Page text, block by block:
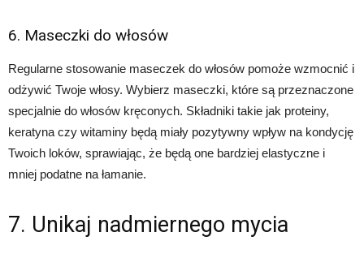
6. Maseczki do włosów
Regularne stosowanie maseczek do włosów pomoże wzmocnić i
odżywić Twoje włosy. Wybierz maseczki, które są przeznaczone
specjalnie do włosów kręconych. Składniki takie jak proteiny,
keratyna czy witaminy będą miały pozytywny wpływ na kondycję
Twoich loków, sprawiając, że będą one bardziej elastyczne i
mniej podatne na łamanie.
7. Unikaj nadmiernego mycia